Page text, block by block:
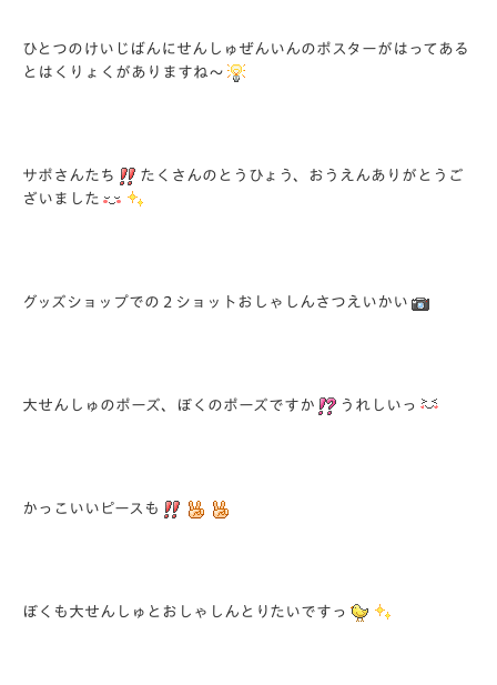
ひとつのけいじばんにせんしゅぜんいんのポスターがはってある
とはくりょくがありますね～
サポさんたち
たくさんのとうひょう、おうえんありがとうご
ざいました
グッズショップでの２ショットおしゃしんさつえいかい
大せんしゅのポーズ、ぼくのポーズですか うれしいっ
かっこいいピースも
ぼくも大せんしゅとおしゃしんとりたいですっ